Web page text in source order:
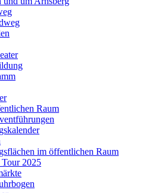
Raum
im öffentlichen Raum
2025